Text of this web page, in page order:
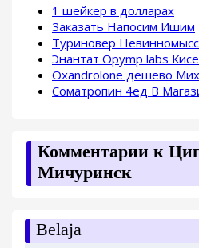
1 шейкер в долларах
Заказать Напосим Ишим
Туриновер
Энантат Opymp labs
Oxandrolone дешево
Cоматропин 4ед В
Комментарии к
Мичуринск
Belaja